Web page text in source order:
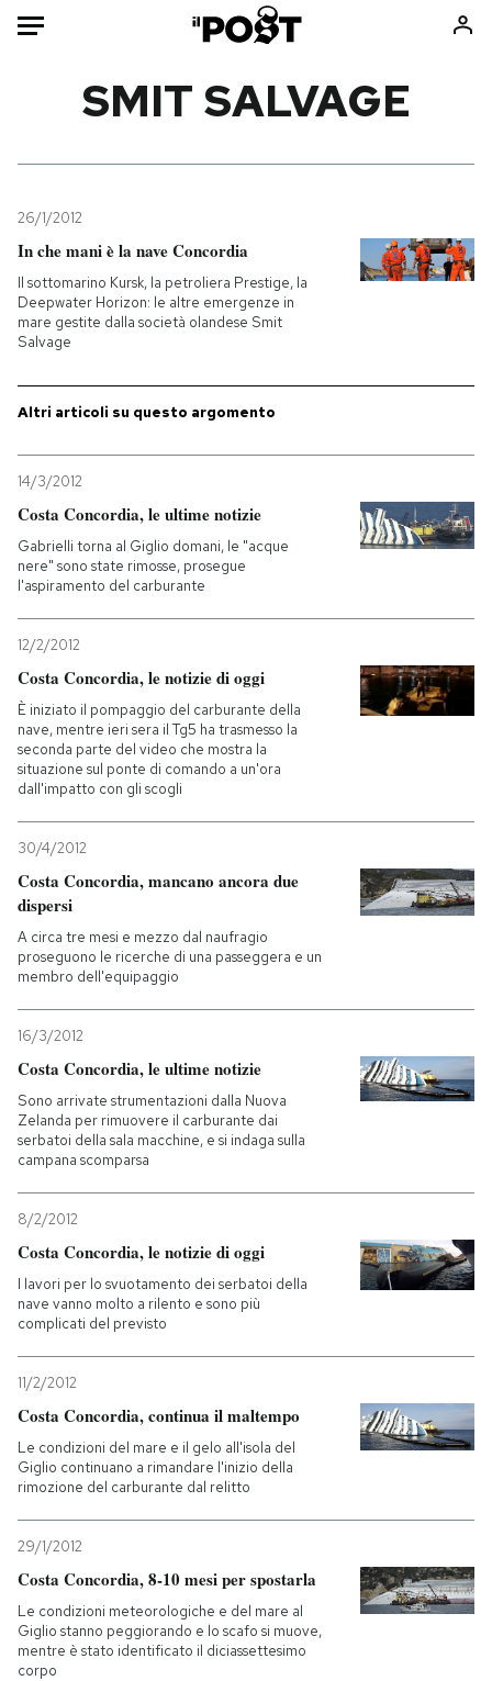
Mondo
Politica
Tecnologia
Internet
Scienza
Economia
Storie/Idee
Ok Boomer!
PODCAST
I MIEI PREFERITI
SHOP
CALENDARIO
AREA PERSONALE
Entra
SMIT SALVAGE
26/1/2012
In che mani è la nave Concordia
Il sottomarino Kursk, la petroliera Prestige, la
Deepwater Horizon: le altre emergenze in
mare gestite dalla società olandese Smit
Salvage
Altri articoli su questo argomento
14/3/2012
Costa Concordia, le ultime notizie
Gabrielli torna al Giglio domani, le "acque
nere" sono state rimosse, prosegue
l'aspiramento del carburante
12/2/2012
Costa Concordia, le notizie di oggi
È iniziato il pompaggio del carburante della
nave, mentre ieri sera il Tg5 ha trasmesso la
seconda parte del video che mostra la
situazione sul ponte di comando a un'ora
dall'impatto con gli scogli
30/4/2012
Costa Concordia, mancano ancora due
dispersi
A circa tre mesi e mezzo dal naufragio
proseguono le ricerche di una passeggera e un
membro dell'equipaggio
16/3/2012
Costa Concordia, le ultime notizie
Sono arrivate strumentazioni dalla Nuova
Zelanda per rimuovere il carburante dai
serbatoi della sala macchine, e si indaga sulla
campana scomparsa
8/2/2012
Costa Concordia, le notizie di oggi
I lavori per lo svuotamento dei serbatoi della
nave vanno molto a rilento e sono più
complicati del previsto
11/2/2012
Costa Concordia, continua il maltempo
Le condizioni del mare e il gelo all'isola del
Giglio continuano a rimandare l'inizio della
rimozione del carburante dal relitto
29/1/2012
Costa Concordia, 8-10 mesi per spostarla
Le condizioni meteorologiche e del mare al
Giglio stanno peggiorando e lo scafo si muove,
mentre è stato identificato il diciassettesimo
corpo